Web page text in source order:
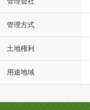
管理方式
土地権利
用途地域